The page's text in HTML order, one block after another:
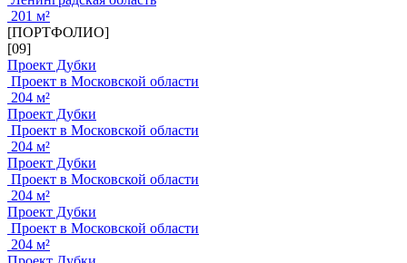
201 м²
[ПОРТФОЛИО]
[09]
Проект Дубки
Проект в Московской области
204 м²
Проект Дубки
Проект в Московской области
204 м²
Проект Дубки
Проект в Московской области
204 м²
Проект Дубки
Проект в Московской области
204 м²